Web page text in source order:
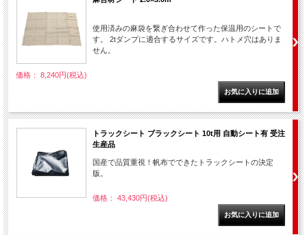
使用済みの麻袋を繋ぎ合わせて作った保温用のシートで
す。 2tダンプに適合するサイズです。ハトメ穴はありま
せん。
価格： 8,240円(税込)
トラックシート ブラックシート 10t用 自動シート有 受注
生産品
国産で品質重視！帆布でできたトラックシートの決定
版。
価格： 43,430円(税込)